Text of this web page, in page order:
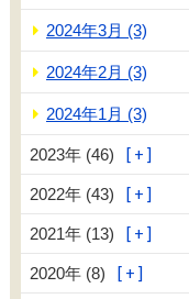
2024年3月 (3)
2024年2月 (3)
2024年1月 (3)
2023年 (46)
2022年 (43)
2021年 (13)
2020年 (8)